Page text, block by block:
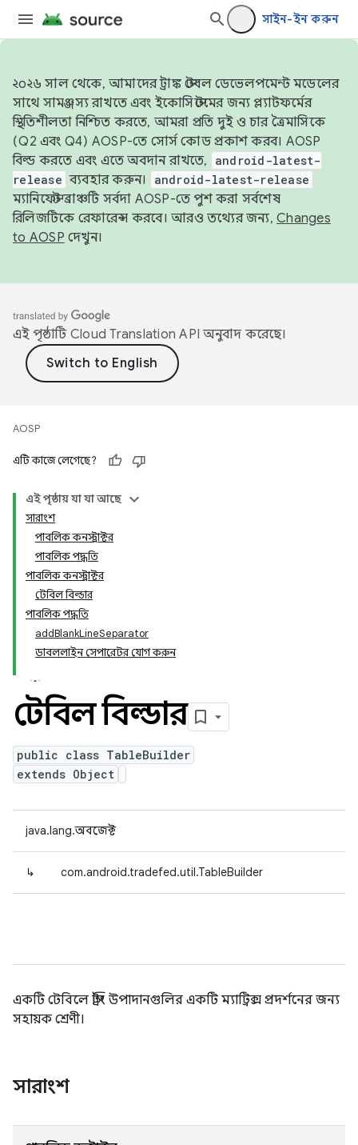
সাইন-ইন করুন
২০২৬ সাল থেকে, আমাদের ট্রাঙ্ক স্টেবল ডেভেলপমেন্ট মডেলের
সাথে সামঞ্জস্য রাখতে এবং ইকোসিস্টেমের জন্য প্ল্যাটফর্মের
স্থিতিশীলতা নিশ্চিত করতে, আমরা প্রতি দুই ও চার ত্রৈমাসিকে
(Q2 এবং Q4) AOSP-তে সোর্স কোড প্রকাশ করব। AOSP
বিল্ড করতে এবং এতে অবদান রাখতে,
android-latest-
release ব্যবহার করুন। android-latest-release
ম্যানিফেস্ট ব্রাঞ্চটি সর্বদা AOSP-তে পুশ করা সর্বশেষ
রিলিজটিকে রেফারেন্স করবে। আরও তথ্যের জন্য, Changes
to AOSP দেখুন।
এই পৃষ্ঠাটি Cloud Translation API অনুবাদ করেছে।
AOSP
এটি কাজে লেগেছে?
এই পৃষ্ঠায় যা যা আছে
সারাংশ
পাবলিক কনস্ট্রাক্টর
পাবলিক পদ্ধতি
পাবলিক কনস্ট্রাক্টর
টেবিল বিল্ডার
পাবলিক পদ্ধতি
addBlankLineSeparator
ডাবললাইন সেপারেটর যোগ করুন
টেবিল বিল্ডার
public class TableBuilder
extends Object
java.lang.অবজেক্ট
↳ com.android.tradefed.util.TableBuilder
একটি টেবিলে স্ট্রিং উপাদানগুলির একটি ম্যাট্রিক্স প্রদর্শনের জন্য
সহায়ক শ্রেণী।
সারাংশ